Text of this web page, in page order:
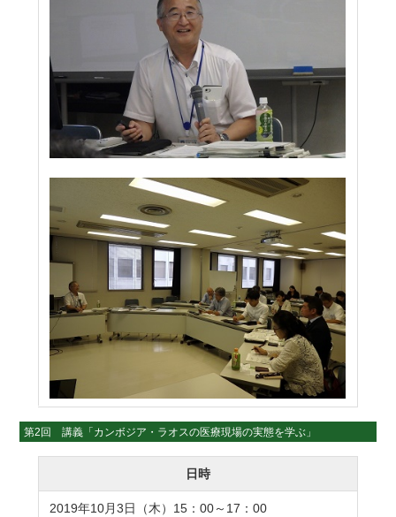
第2回 講義「カンボジア・ラオスの医療現場の実態を学ぶ」
日時
2019年10月3日（木）15：00～17：00